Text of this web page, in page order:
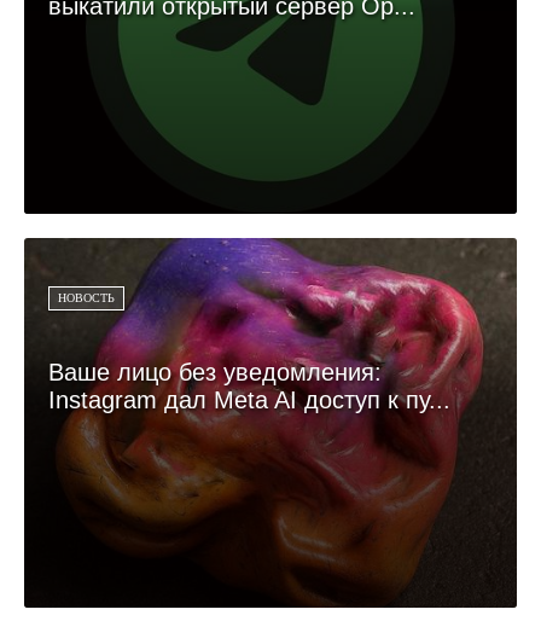
выкатили открытый сервер Op...
НОВОСТЬ
Ваше лицо без уведомления:
Instagram дал Meta AI доступ к пу...